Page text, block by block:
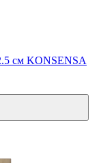
см KONSENSA